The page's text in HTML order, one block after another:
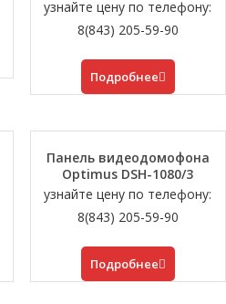
узнайте цену по телефону:
8(843) 205-59-90
Подробнее
Панель видеодомофона
Optimus DSH-1080/3
узнайте цену по телефону:
8(843) 205-59-90
Подробнее